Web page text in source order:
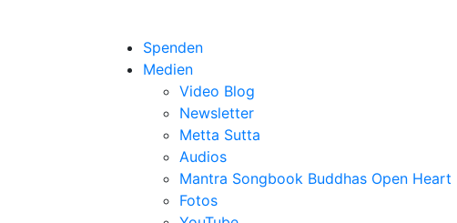
Spenden
Medien
Video Blog
Newsletter
Metta Sutta
Audios
Mantra Songbook Buddhas Open Heart
Fotos